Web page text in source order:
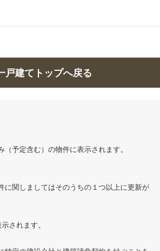
戸建てトップへ戻る
予定含む）の物件に表示されます。
に関しましてはそのうちの１つ以上に更新が
されます。